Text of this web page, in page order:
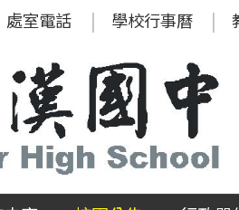
處室電話 學校行事曆